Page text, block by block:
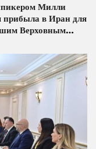
Милли
в Иран для
Верховным